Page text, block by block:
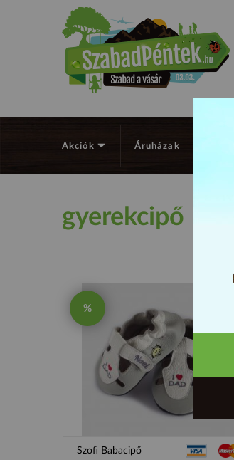
Akciók Áruházak
gyerekcipő
%
Szofi Babacipő